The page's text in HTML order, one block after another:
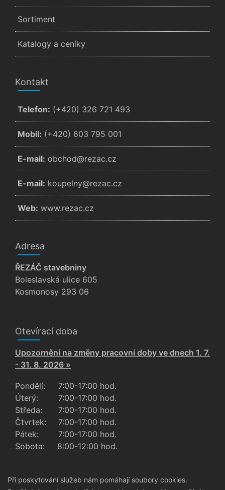
Sortiment
Katalogy a ceníky
Kontakt
Telefon: (+420) 326 721 493
Mobil: (+420) 603 795 001
E-mail: zc.cazer@dohcbo
E-mail: zc.cazer@ynlepuok
Web: www.rezac.cz
Adresa
ŘEZÁČ stavebniny
Boleslavská ulice 605
Kosmonosy 293 06
Otevírací doba
Upozornění na změny pracovní doby ve dnech 1. 7.
- 31. 8. 2026 »
Pondělí:
Úterý:
Středa:
Čtvrtek:
Pátek:
Sobota:
7:00-17:00 hod.
7:00-17:00 hod.
7:00-17:00 hod.
7:00-17:00 hod.
7:00-17:00 hod.
8:00-12:00 hod.
Při poskytování služeb nám pomáhají soubory cookies.